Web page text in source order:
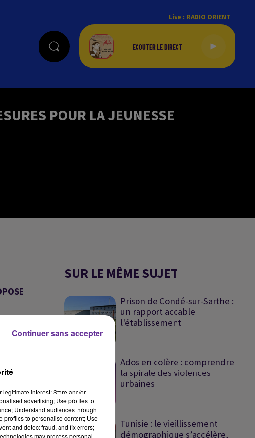
Live : RADIO ORIENT
POUR LA JEUNESSE
de la
postes
pour
services
SUR LE MÊME SUJET
Prison de Condé-sur-Sarthe :
un rapport accable
l'établissement
Ados en colère : comprendre
la spirale des violences
urbaines
Tunisie : le vieillissement
démographique s’accélère,
interest: Store and/or
advertising; Use profiles to
Understand audiences through
profiles to personalise content; Use
and detect fraud, and fix errors;
may process personal
Continuer sans accepter